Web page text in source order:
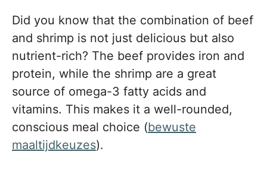
Did you know that the combination of beef
and shrimp is not just delicious but also
nutrient-rich? The beef provides iron and
protein, while the shrimp are a great
source of omega-3 fatty acids and
vitamins. This makes it a well-rounded,
conscious meal choice (bewuste
maaltijdkeuzes).